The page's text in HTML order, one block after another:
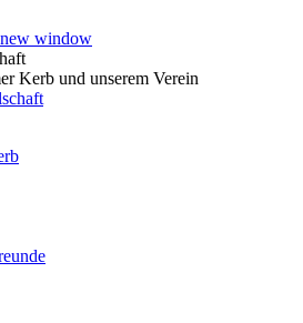
new window
Kerb und unserem Verein